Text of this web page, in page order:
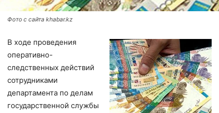
Фото с сайта khabar.kz
В ходе проведения
оперативно-
следственных действий
сотрудниками
департамента по делам
государственной службы